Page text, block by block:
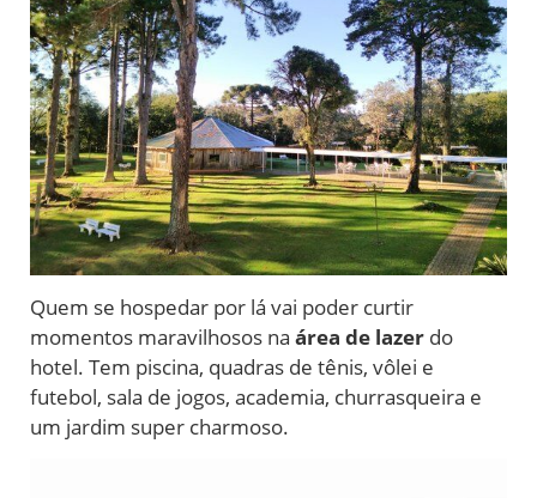
Quem se hospedar por lá vai poder curtir
momentos maravilhosos na área de lazer do
hotel. Tem piscina, quadras de tênis, vôlei e
futebol, sala de jogos, academia, churrasqueira e
um jardim super charmoso.